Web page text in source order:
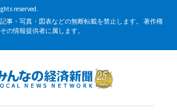
reserved.
事・写真・図表などの無断転載を禁止します。 著作権
の情報提供者に属します。